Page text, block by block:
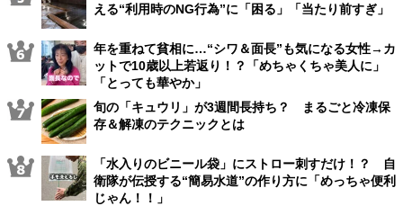
える“利用時のNG行為”に「困る」「当たり前すぎ」
年を重ねて貧相に…“シワ＆面長”も気になる女性→カ
ットで10歳以上若返り！？「めちゃくちゃ美人に」
「とっても華やか」
旬の「キュウリ」が3週間長持ち？ まるごと冷凍保
存＆解凍のテクニックとは
「水入りのビニール袋」にストロー刺すだけ！？ 自
衛隊が伝授する“簡易水道”の作り方に「めっちゃ便利
じゃん！！」